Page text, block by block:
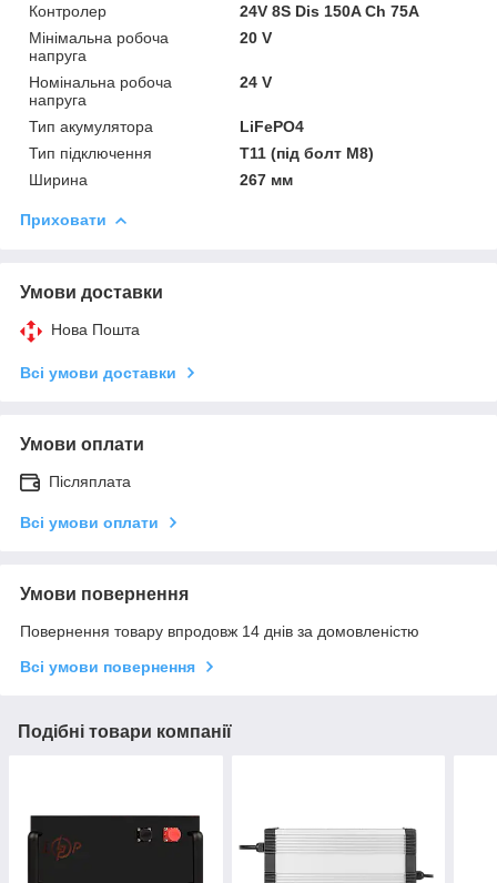
Контролер
24V 8S Dis 150A Ch 75A
Мінімальна робоча
напруга
20 V
Номінальна робоча
напруга
24 V
Тип акумулятора
LiFePO4
Тип підключення
T11 (під болт М8)
Ширина
267 мм
Приховати
Умови доставки
Нова Пошта
Всі умови доставки
Умови оплати
Післяплата
Всі умови оплати
Умови повернення
Повернення товару впродовж 14 днів за домовленістю
Всі умови повернення
Подібні товари компанії